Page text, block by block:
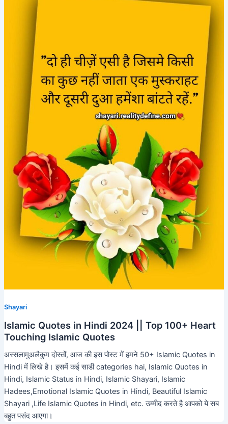
Shayari
Islamic Quotes in Hindi 2024 || Top 100+ Heart
Touching Islamic Quotes
अस्सलामुअलैकुम दोस्तों, आज की इस पोस्ट में हमने 50+ Islamic Quotes in
Hindi में लिखे है। इसमें कई साडी categories hai, Islamic Quotes in
Hindi, Islamic Status in Hindi, Islamic Shayari, Islamic
Hadees,Emotional Islamic Quotes in Hindi, Beautiful Islamic
Shayari ,Life Islamic Quotes in Hindi, etc. उम्मीद करते है आपको ये सब
बहुत पसंद आएगा।